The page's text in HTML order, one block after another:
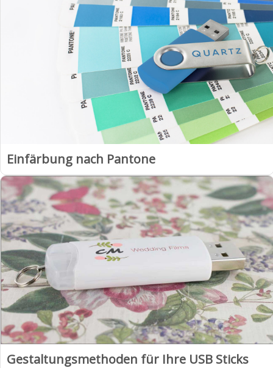
Einfärbung nach Pantone
Gestaltungsmethoden für Ihre USB Sticks